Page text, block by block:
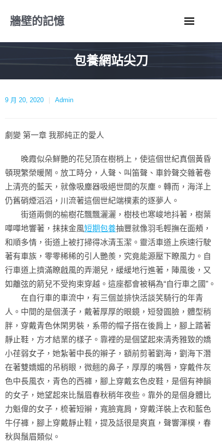
牆壁的記憶
包養網站尖刀
9 月 20, 2020 Admin
劇變 第一章 我那純正的愛人
晚霞似朵鮮艷的花兒頂在樹梢上，使這個世紀真個黃昏
頓現繁榮暖鬧。放工時分，人聲、叫笛聲、車鈴聲交雜著卷
上清亮的藍天，就像吸塵器吸絕世間的灰塵。轉而，海洋上
仍舊硝煙滔滔，川流著這個世紀端樸素的逐夢人。
街道兩側的榆樹花飄飄灑灑，樹枝也寒峻地抖著，樹葉
嘩嘩地響著，抹抹金風短期包養抽豐就像羽毛輕撫在面頰，
和順多情，街道上被打掃得冰清玉潔。靈活車道上疾速行駛
著有車族，零零稀稀的引人艷羨，究竟能源壓下瞭風力。自
行車道上擠滿瞭戧風的弄潮兒，緩緩地行進著，陣風後，又
如離弦的箭兒不受拘束穿越。這座都會被稱為“自行車之國”。
在自行車的車流中，有三個並排快活談笑騎行的年青
人。中間的是個漢子，戴著厚厚的眼鏡，短發圓臉，體型稍
胖，穿戴青色休閑男裝，系帶的帽子搭在後肩上，腳上踏著
靜止鞋，方才結業的樣子。靠裡的是個望起來清秀雅致的嬌
小荏弱女子，她紮著中長的辮子，額前剪著劉海，劉海下潛
在著雙嬌媚的吊稍眼，微翹的鼻子，厚厚的嘴唇，穿戴件灰
色中長風衣，青色的西褲，腳上穿戴玄色皮鞋，是個有神韻
的女子，她望起來比鬚眉春秋稍年夜些。靠外的是個身體比
力魁偉的女子，梳著短辮，寬臉寬肩，穿戴洋裝上衣和藍色
牛仔褲，腳上穿戴靜止鞋，提及話很是爽直，聲響渾樸，春
秋與鬚眉類似。